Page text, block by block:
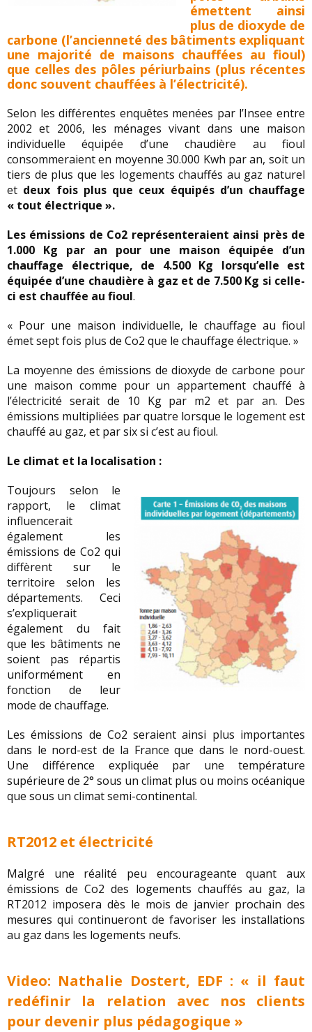
émettent ainsi
plus de dioxyde de
carbone (l’ancienneté des bâtiments expliquant
une majorité de maisons chauffées au fioul)
que celles des pôles périurbains (plus récentes
donc souvent chauffées à l’électricité).
Selon les différentes enquêtes menées par l’Insee entre
2002 et 2006, les ménages vivant dans une maison
individuelle équipée d’une chaudière au fioul
consommeraient en moyenne 30.000 Kwh par an, soit un
tiers de plus que les logements chauffés au gaz naturel
et deux fois plus que ceux équipés d’un chauffage
« tout électrique ».
Les émissions de Co2 représenteraient ainsi près de
1.000 Kg par an pour une maison équipée d’un
chauffage électrique, de 4.500 Kg lorsqu’elle est
équipée d’une chaudière à gaz et de 7.500 Kg si celle-
ci est chauffée au fioul.
« Pour une maison individuelle, le chauffage au fioul
émet sept fois plus de Co2 que le chauffage électrique. »
La moyenne des émissions de dioxyde de carbone pour
une maison comme pour un appartement chauffé à
l’électricité serait de 10 Kg par m2 et par an. Des
émissions multipliées par quatre lorsque le logement est
chauffé au gaz, et par six si c’est au fioul.
Le climat et la localisation :
Toujours selon le
rapport, le climat
influencerait
également les
émissions de Co2 qui
diffèrent sur le
territoire selon les
départements. Ceci
s’expliquerait
également du fait
que les bâtiments ne
soient pas répartis
uniformément en
fonction de leur
mode de chauffage.
Les émissions de Co2 seraient ainsi plus importantes
dans le nord-est de la France que dans le nord-ouest.
Une différence expliquée par une température
supérieure de 2° sous un climat plus ou moins océanique
que sous un climat semi-continental.
RT2012 et électricité
Malgré une réalité peu encourageante quant aux
émissions de Co2 des logements chauffés au gaz, la
RT2012 imposera dès le mois de janvier prochain des
mesures qui continueront de favoriser les installations
au gaz dans les logements neufs.
Video: Nathalie Dostert, EDF : « il faut
redéfinir la relation avec nos clients
pour devenir plus pédagogique »